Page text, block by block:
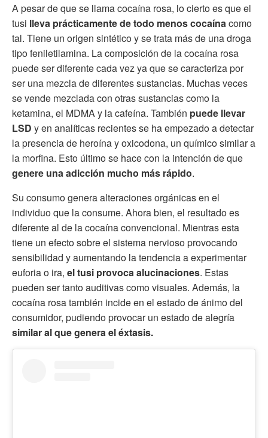
A pesar de que se llama cocaína rosa, lo cierto es que el
tusi lleva prácticamente de todo menos cocaínacomo
tal. Tiene un origen sintético y se trata más de una droga
tipo feniletilamina. La composición de la cocaína rosa
puede ser diferente cada vez ya que se caracteriza por
ser una mezcla de diferentes sustancias. Muchas veces
se vende mezclada con otras sustancias como la
ketamina, el MDMA y la cafeína. También puede llevar
LSD y en analíticas recientes se ha empezado a detectar
la presencia de heroína y oxicodona, un químico similar a
la morfina. Esto último se hace con la intención de que
genere una adicción mucho más rápido.
Su consumo genera alteraciones orgánicas en el
individuo que la consume. Ahora bien, el resultado es
diferente al de la cocaína convencional. Mientras esta
tiene un efecto sobre el sistema nervioso provocando
sensibilidad y aumentando la tendencia a experimentar
euforia o ira, el tusi provoca alucinaciones. Estas
pueden ser tanto auditivas como visuales. Además, la
cocaína rosa también incide en el estado de ánimo del
consumidor, pudiendo provocar un estado de alegría
similar al que genera el éxtasis.